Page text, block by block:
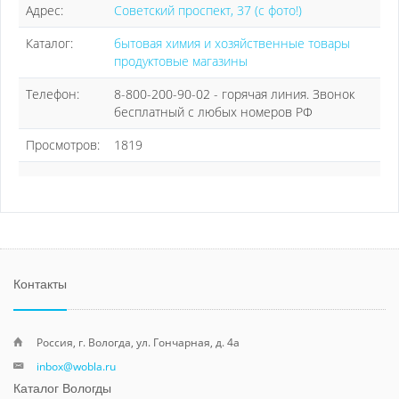
Адрес:
Советский проспект, 37 (с фото!)
Каталог:
бытовая химия и хозяйственные товары
продуктовые магазины
Телефон:
8-800-200-90-02 - горячая линия. Звонок
бесплатный с любых номеров РФ
Просмотров:
1819
Контакты
Россия, г. Вологда, ул. Гончарная, д. 4а
inbox@wobla.ru
Каталог Вологды